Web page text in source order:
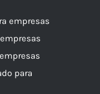
empresas
para